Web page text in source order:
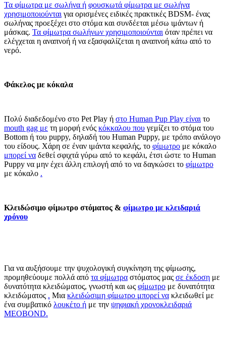
Τα φίμωτρα με σωλήνα ή φουσκωτά φίμωτρα με σωλήνα
χρησιμοποιούνται για ορισμένες ειδικές πρακτικές BDSM- ένας
σωλήνας προεξέχει στο στόμα και συνδέεται μέσω ιμάντων ή
μάσκας. Τα φίμωτρα σωλήνων χρησιμοποιούνται όταν πρέπει να
ελέγχεται η αναπνοή ή να εξασφαλίζεται η αναπνοή κάτω από το
νερό.
Φάκελος με κόκαλα
Πολύ διαδεδομένο στο Pet Play ή στο Human Pup Play είναι το
mouth gag με τη μορφή ενός κόκκαλου που γεμίζει το στόμα του
Bottom ή του puppy, δηλαδή του Human Puppy, με τρόπο ανάλογο
του είδους. Χάρη σε έναν ιμάντα κεφαλής, το φίμωτρο με κόκαλο
μπορεί να δεθεί σφιχτά γύρω από το κεφάλι, έτσι ώστε το Human
Puppy να μην έχει άλλη επιλογή από το να δαγκώσει το φίμωτρο
με κόκαλο .
Κλειδώσιμο φίμωτρο στόματος & φίμωτρο με κλειδαριά
χρόνου
Για να αυξήσουμε την ψυχολογική συγκίνηση της φίμωσης,
προμηθεύουμε πολλά από τα φίμωτρα στόματος μας σε έκδοση με
δυνατότητα κλειδώματος, γνωστή και ως φίμωτρο με δυνατότητα
κλειδώματος . Μια κλειδώσιμη φίμωτρο μπορεί να κλειδωθεί με
ένα συμβατικό λουκέτο ή με την ψηφιακή χρονοκλειδαριά
MEOBOND.